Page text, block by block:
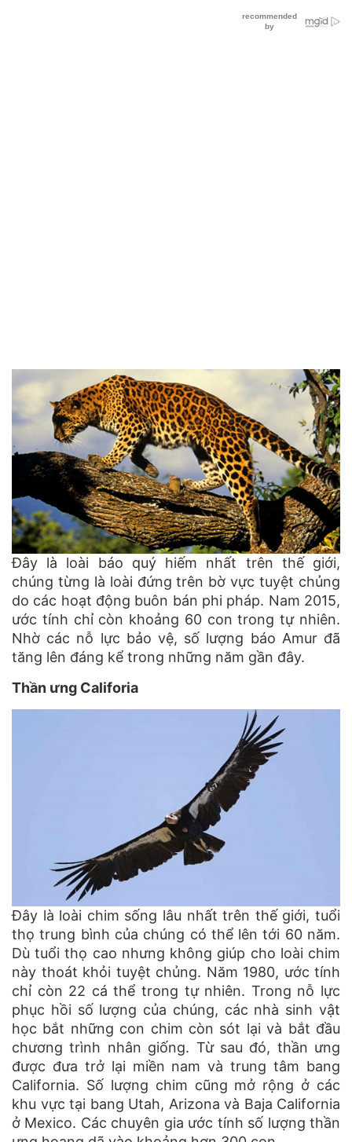
Đây là loài báo quý hiếm nhất trên thế giới,
chúng từng là loài đứng trên bờ vực tuyệt chủng
do các hoạt động buôn bán phi pháp. Nam 2015,
ước tính chỉ còn khoảng 60 con trong tự nhiên.
Nhờ các nỗ lực bảo vệ, số lượng báo Amur đã
tăng lên đáng kể trong những năm gần đây.
Thần ưng Califoria
Đây là loài chim sống lâu nhất trên thế giới, tuổi
thọ trung bình của chúng có thể lên tới 60 năm.
Dù tuổi thọ cao nhưng không giúp cho loài chim
này thoát khỏi tuyệt chủng. Năm 1980, ước tính
chỉ còn 22 cá thể trong tự nhiên. Trong nỗ lực
phục hồi số lượng của chúng, các nhà sinh vật
học bắt những con chim còn sót lại và bắt đầu
chương trình nhân giống. Từ sau đó, thần ưng
được đưa trở lại miền nam và trung tâm bang
California. Số lượng chim cũng mở rộng ở các
khu vực tại bang Utah, Arizona và Baja California
ở Mexico. Các chuyên gia ước tính số lượng thần